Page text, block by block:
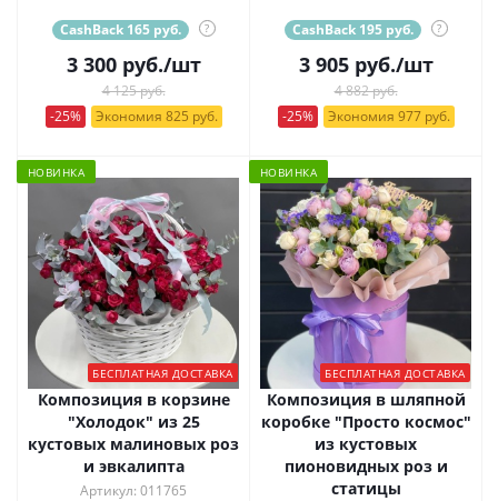
CashBack 165 руб. ?
3 300руб./шт
4 125 руб.
-25%
Экономия 825 руб.
CashBack 195 руб. ?
3 905руб./шт
4 882 руб.
-25%
Экономия 977 руб.
НОВИНКА
БЕСПЛАТНАЯ ДОСТАВКА
Композиция в корзине
"Холодок" из 25
кустовых малиновых роз
и эвкалипта
Артикул: 011765
НОВИНКА
БЕСПЛАТНАЯ ДОСТАВКА
Композиция в шляпной
коробке "Просто космос"
из кустовых
пионовидных роз и
статицы